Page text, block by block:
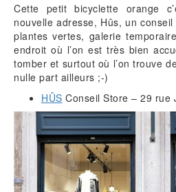
Cette petit bicyclette orange
nouvelle adresse, Hûs, un
plantes vertes, galerie
endroit où l’on est très bien
tomber et surtout où l’on trouve
nulle part ailleurs ;-)
HÛS Conseil Store – 29 rue